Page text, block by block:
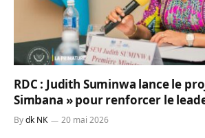
RDC : Judith Suminwa lance le
Simbana » pour renforcer le
Bydk NK 20 mai 2026